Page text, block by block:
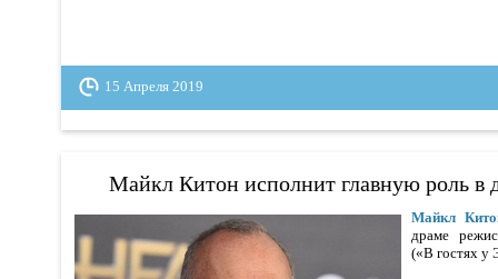
15 Апреля 2019
Майкл Китон исполнит главную роль в
Майкл
драме
(«В гостях у